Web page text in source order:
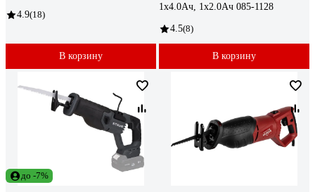
4.9(18)
В корзину
1x4.0Ач, 1x2.0Ач 085-1128
4.5(8)
В корзину
до -7%